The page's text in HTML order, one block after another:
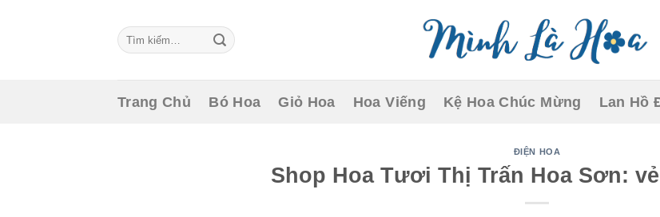
Tìm
kiếm:
Trang Chủ Bó Hoa Giỏ Hoa Hoa Viếng Kệ Hoa Chúc Mừng Lan Hồ
ĐIỆN HOA
Shop Hoa Tươi Thị Trấn Hoa Sơn: